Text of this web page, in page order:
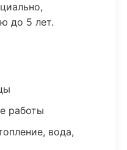
до 5 лет.
работы
вода,